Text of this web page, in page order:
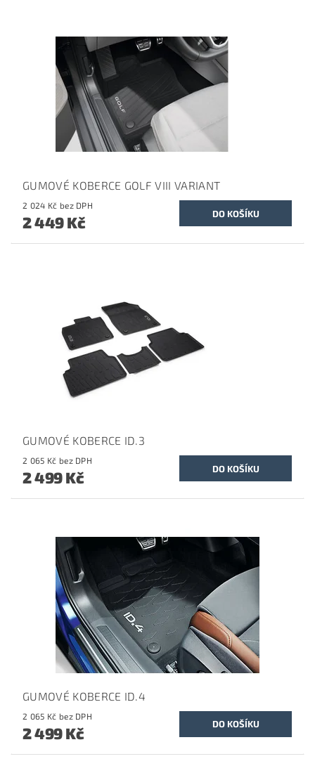
GUMOVÉ KOBERCE GOLF VIII VARIANT
2 024 Kč bez DPH
2 449 Kč
GUMOVÉ KOBERCE ID.3
2 065 Kč bez DPH
2 499 Kč
GUMOVÉ KOBERCE ID.4
2 065 Kč bez DPH
2 499 Kč